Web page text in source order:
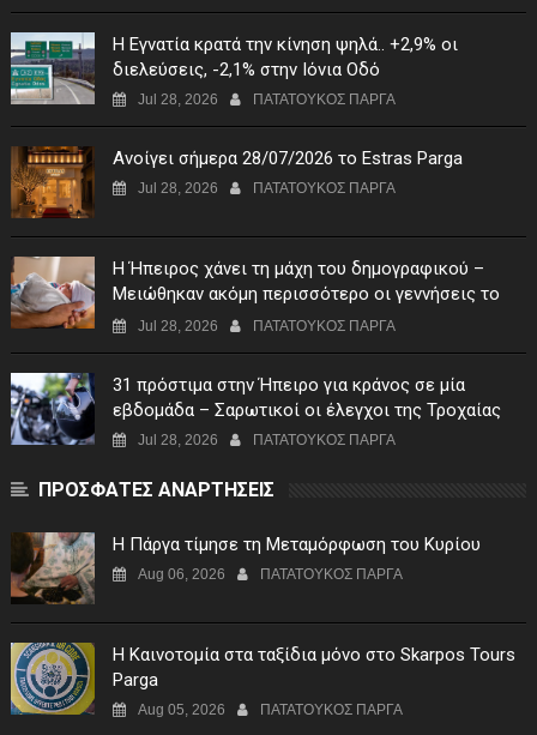
Η Εγνατία κρατά την κίνηση ψηλά.. +2,9% οι
διελεύσεις, -2,1% στην Ιόνια Οδό
Jul 28, 2026 ΠΑΤΑΤΟΥΚΟΣ ΠΑΡΓΑ
Ανοίγει σήμερα 28/07/2026 το Estras Parga
Jul 28, 2026 ΠΑΤΑΤΟΥΚΟΣ ΠΑΡΓΑ
Η Ήπειρος χάνει τη μάχη του δημογραφικού –
Μειώθηκαν ακόμη περισσότερο οι γεννήσεις το
πρώτο τρίμηνο του 2026
Jul 28, 2026 ΠΑΤΑΤΟΥΚΟΣ ΠΑΡΓΑ
31 πρόστιμα στην Ήπειρο για κράνος σε μία
εβδομάδα – Σαρωτικοί οι έλεγχοι της Τροχαίας
Jul 28, 2026 ΠΑΤΑΤΟΥΚΟΣ ΠΑΡΓΑ
ΠΡΟΣΦΑΤΕΣ ΑΝΑΡΤΗΣΕΙΣ
Η Πάργα τίμησε τη Μεταμόρφωση του Κυρίου
Aug 06, 2026 ΠΑΤΑΤΟΥΚΟΣ ΠΑΡΓΑ
Η Καινοτομία στα ταξίδια μόνο στο Skarpos Tours
Parga
Aug 05, 2026 ΠΑΤΑΤΟΥΚΟΣ ΠΑΡΓΑ